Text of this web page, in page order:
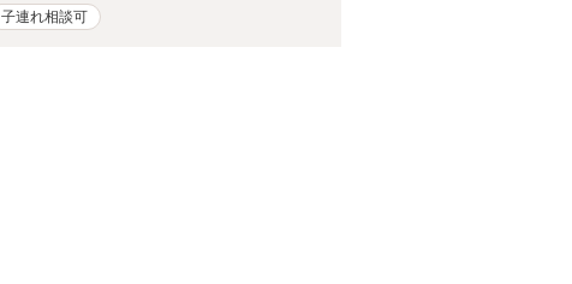
子連れ相談可